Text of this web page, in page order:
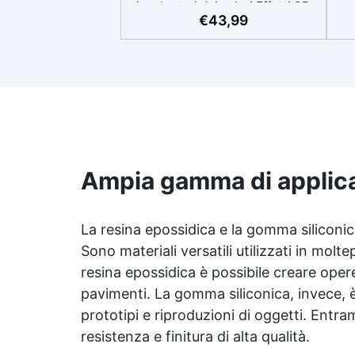
involontari dei colori Effetti 3D
straordinari grazie alla
trasparenza cristallina, perfetti
Sicura e inodore, priva di
solventi e BPA, ideale per un
€43,99
Ampia gamma di
La resina epossidica e la gomma
Sono materiali versatili utilizzati in
resina epossidica è possibile creare
pavimenti. La gomma siliconica, invece,
prototipi e riproduzioni di oggetti.
resistenza e finitura di alta qualità.